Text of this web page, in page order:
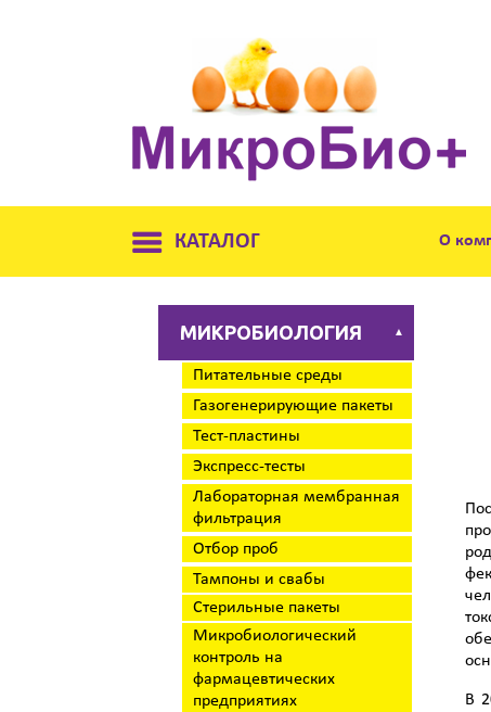
КАТАЛОГ О
МИКРОБИОЛОГИЯ ▲
Питательные среды
Газогенерирующие пакеты
Тест-пластины
Экспресс-тесты
Лабораторная мембранная
фильтрация
Отбор проб
Тампоны и свабы
Стерильные пакеты
Микробиологический
контроль на
фармацевтических
предприятиях
В